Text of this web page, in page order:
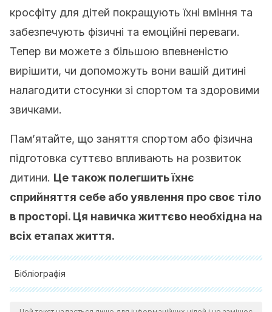
кросфіту для дітей покращують їхні вміння та
забезпечують фізичні та емоційні переваги.
Тепер ви можете з більшою впевненістю
вирішити, чи допоможуть вони вашій дитині
налагодити стосунки зі спортом та здоровими
звичками.
Пам’ятайте, що заняття спортом або фізична
підготовка суттєво впливають на розвиток
дитини. Це також полегшить їхнє
сприйняття себе або уявлення про своє тіло
в просторі. Ця навичка життєво необхідна на
всіх етапах життя.
Бібліографія